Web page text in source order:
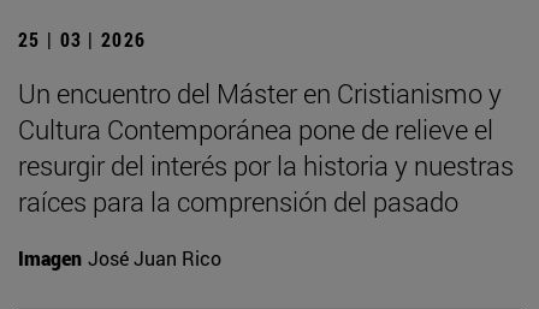
25 | 03 | 2026
Un encuentro del Máster en Cristianismo y
Cultura Contemporánea pone de relieve el
resurgir del interés por la historia y nuestras
raíces para la comprensión del pasado
Imagen José Juan Rico